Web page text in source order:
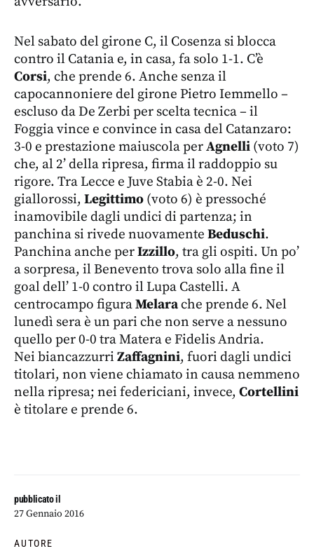
pubblicato il
27 Gennaio 2016
AUTORE
Nel sabato del girone C, il Cosenza si blocca
contro il Catania e, in casa, fa solo 1-1. C’è
Corsi, che prende 6. Anche senza il
capocannoniere del girone Pietro Iemmello –
escluso da De Zerbi per scelta tecnica – il
Foggia vince e convince in casa del Catanzaro:
3-0 e prestazione maiuscola perAgnelli (voto 7)
che, al 2’ della ripresa, firma il raddoppio su
rigore. Tra Lecce e Juve Stabia è 2-0. Nei
giallorossi, Legittimo (voto 6) è pressoché
inamovibile dagli undici di partenza; in
panchina si rivede nuovamente Beduschi.
Panchina anche perIzzillo, tra gli ospiti. Un po’
a sorpresa, il Benevento trova solo alla fine il
goal dell’ 1-0 contro il Lupa Castelli. A
centrocampo figuraMelarache prende 6. Nel
lunedì sera è un pari che non serve a nessuno
quello per 0-0 tra Matera e Fidelis Andria.
Nei biancazzurri Zaffagnini, fuori dagli undici
titolari, non viene chiamato in causa nemmeno
nella ripresa; nei federiciani, invece, Cortellini
è titolare e prende 6.